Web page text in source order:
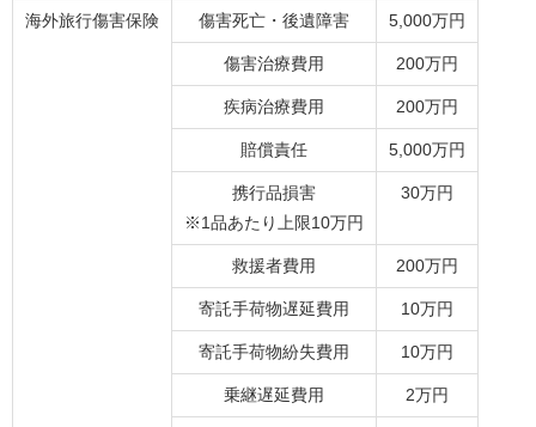
海外旅行傷害保険 傷害死亡・後遺障害 5,000万円
傷害治療費用 200万円
疾病治療費用 200万円
賠償責任 5,000万円
携行品損害
※1品あたり上限10万円
30万円
救援者費用 200万円
寄託手荷物遅延費用 10万円
寄託手荷物紛失費用 10万円
乗継遅延費用 2万円